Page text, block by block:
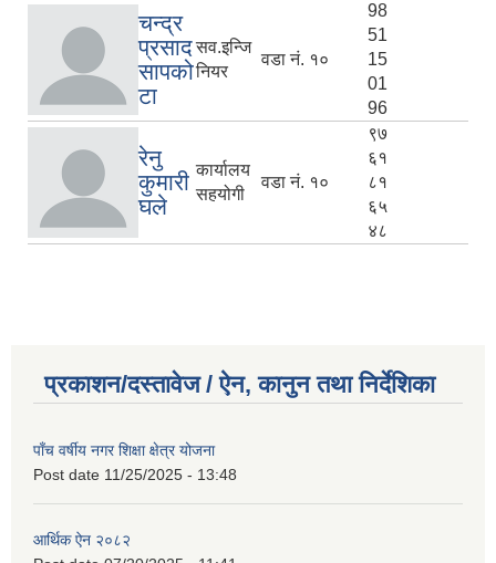
चन्द्र
प्रसाद
सापको
टा
सव.इन्जि
नियर
वडा नं. १०
98
51
15
01
96
रेनु
कुमारी
घले
कार्यालय
सहयोगी
वडा नं. १०
९७
६१
८१
६५
४८
प्रकाशन/दस्तावेज / ऐन, कानुन तथा निर्देशिका
पाँच वर्षीय नगर शिक्षा क्षेत्र योजना
Post date 11/25/2025 - 13:48
आर्थिक ऐन २०८२